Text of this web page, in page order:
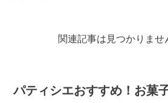
関連記事は見つかりませ
パティシエおすすめ！お菓